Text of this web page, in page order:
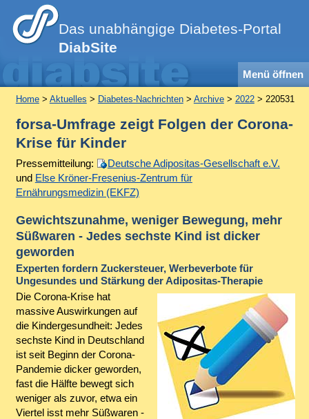
Das unabhängige Diabetes-Portal
DiabSite
Menü öffnen
Home> Aktuelles > Diabetes-Nachrichten> Archive> 2022> 220531
forsa-Umfrage zeigt Folgen der Corona-
Krise für Kinder
Pressemitteilung:
Deutsche Adipositas-Gesellschaft e.V.
und Else Kröner-Fresenius-Zentrum für
Ernährungsmedizin (EKFZ)
Gewichtszunahme, weniger Bewegung, mehr
Süßwaren - Jedes sechste Kind ist dicker
geworden
Experten fordern Zuckersteuer, Werbeverbote für
Ungesundes und Stärkung der Adipositas-Therapie
Die Corona-Krise hat
massive Auswirkungen auf
die Kindergesundheit: Jedes
sechste Kind in Deutschland
ist seit Beginn der Corona-
Pandemie dicker geworden,
fast die Hälfte bewegt sich
weniger als zuvor, etwa ein
Viertel isst mehr Süßwaren -